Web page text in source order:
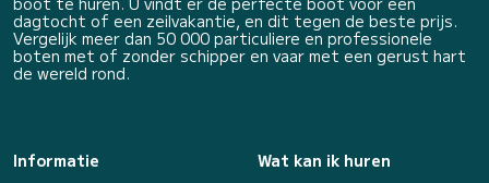
dagtocht of een zeilvakantie, en dit tegen de beste prijs.
Vergelijk meer dan 50 000 particuliere en professionele
boten met of zonder schipper en vaar met een gerust hart
de wereld rond.
Informatie
Wat kan ik huren